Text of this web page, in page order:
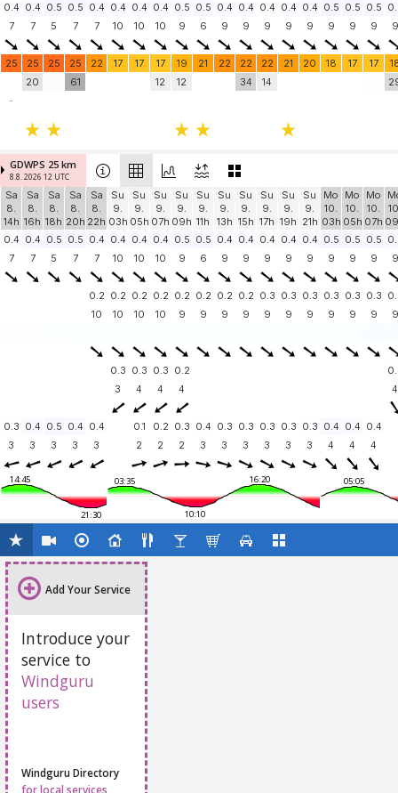
0.4 0.4 0.5 0.5 0.4 0.4 0.4 0.4 0.5 0.5 0.4 0.4 0.4 0.4 0.4 0.5 0.5 0.5
7
7 5 7 7 10 10 10 9 6 9 9 9 9 9 9 9 9 9
25 25 25 25 22 17 17 17 19 21 22 22 22 21 20 18 17 17
20
61 12 12 34 14
-
GDWPS 25 km
8.8. 2026 12 UTC
Sa
8.
14h
Sa
8.
16h
Sa
8.
18h
Sa
8.
20h
Sa
8.
22h
Su
9.
03h
Su
9.
05h
Su
9.
07h
Su
9.
09h
Su
9.
11h
Su
9.
13h
Su
9.
15h
Su
9.
17h
Su
9.
19h
Su
9.
21h
Mo
10.
03h
Mo
10.
05h
Mo
10.
07h
0.4 0.4 0.5 0.5 0.4 0.4 0.4 0.4 0.5 0.5 0.4 0.4 0.4 0.4 0.4 0.5 0.5 0.5
7
7 5 7 7 10 10 10 9 6 9 9 9 9 9 9 9 9 9
0.2 0.2 0.2 0.2 0.2 0.2 0.2 0.2 0.3 0.3 0.3 0.3 0.3 0.3
10
10 10 10 9 9 9 9 9 9 9 9 9 9 9
0.3 0.3 0.3 0.2
3
4 4 4 4
0.3 0.4 0.5 0.4 0.4 0.1 0.2 0.3 0.4 0.3 0.3 0.3 0.3 0.3 0.4 0.4 0.4
3
3 3 3 3 2 2 2 3 3 3 3 3 3 4 4 4
14:45
21:30
03:35 16:20
10:10
05:05
Add Your Service
Introduce your
service to
Windguru
users
Windguru Directory
for local services